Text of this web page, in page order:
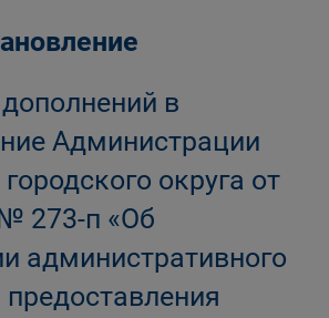
в
Администрации
округа от
273-п «Об
административного